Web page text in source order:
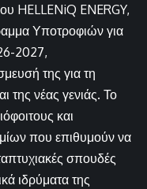
HELLENiQ ENERGY,
Υποτροφιών για
2027,
της για τη
της νέας γενιάς. Το
και
που επιθυμούν να
σπουδές
ιδρύματα της